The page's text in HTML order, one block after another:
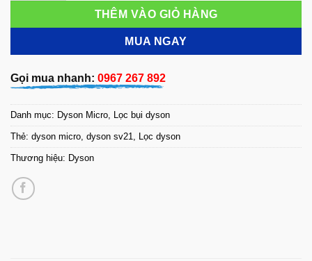
THÊM VÀO GIỎ HÀNG
MUA NGAY
Gọi mua nhanh: 0967 267 892
Danh mục: Dyson Micro Lọc bụi dyson
Thẻ: dyson micro dyson sv21 Lọc dyson
Thương hiệu: Dyson